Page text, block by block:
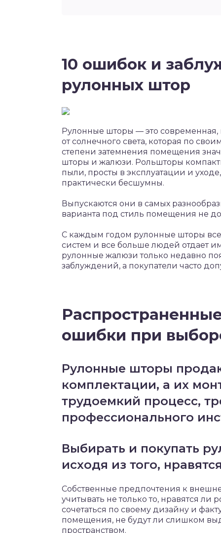
10 ошибок и
рулонных штор
Рулонные шторы — это
от солнечного света, которая по
степени затемнения помещения
шторы и жалюзи. Рольшторы
пыли, просты в эксплуатации и
практически бесшумны.
Выпускаются они в самых
варианта под стиль помещения не
С каждым годом рулонные шторы
систем и все больше людей отдает
рулонные жалюзи только недавно
заблуждений, а покупатели часто
ошибки при
Рулонные шторы
комплектации, а их
трудоемкий процесс,
профессионального
Выбирать и покупать
исходя из того,
Собственные предпочтения к
учитывать не только то, нравятся ли
сочетаться по своему дизайну и
помещения, не будут ли слишком
пространством.